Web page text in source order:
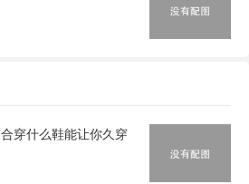
穿什么鞋能让你久穿